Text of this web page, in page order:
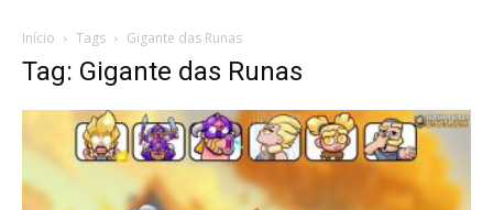
Início Tags Gigante das Runas
Tag: Gigante das Runas